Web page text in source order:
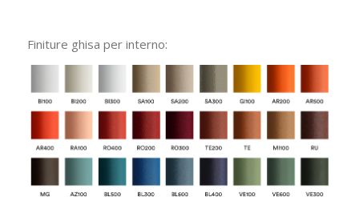
Finiture ghisa per interno: